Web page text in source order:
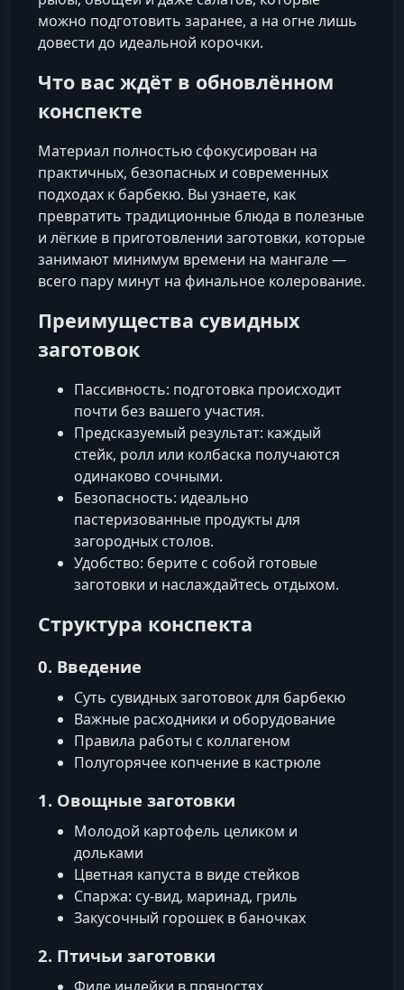
можно подготовить заранее, а на огне лишь
довести до идеальной корочки.
Что вас ждёт в обновлённом
конспекте
Материал полностью сфокусирован на
практичных, безопасных и современных
подходах к барбекю. Вы узнаете, как
превратить традиционные блюда в полезные
и лёгкие в приготовлении заготовки, которые
занимают минимум времени на мангале —
всего пару минут на финальное колерование.
Преимущества сувидных
заготовок
Пассивность: подготовка происходит
почти без вашего участия.
Предсказуемый результат: каждый
стейк, ролл или колбаска получаются
одинаково сочными.
Безопасность: идеально
пастеризованные продукты для
загородных столов.
Удобство: берите с собой готовые
заготовки и наслаждайтесь отдыхом.
Структура конспекта
0. Введение
Суть сувидных заготовок для барбекю
Важные расходники и оборудование
Правила работы с коллагеном
Полугорячее копчение в кастрюле
1. Овощные заготовки
Молодой картофель целиком и
дольками
Цветная капуста в виде стейков
Спаржа: су‑вид, маринад, гриль
Закусочный горошек в баночках
2. Птичьи заготовки